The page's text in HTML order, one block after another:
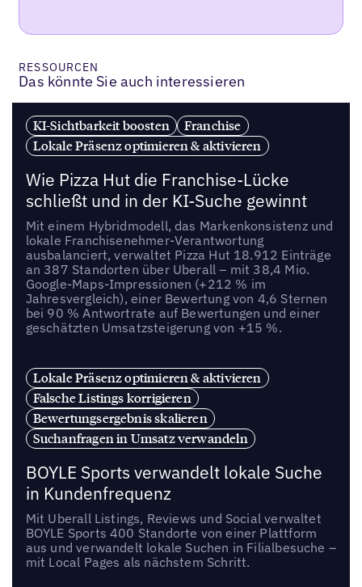
RESSOURCEN
Das könnte Sie auch interessieren
KI-Sichtbarkeit boosten
Franchise
Lokale Präsenz optimieren & aktivieren
Wie Pizza Hut die Franchise-Lücke
schließt und in der KI-Suche gewinnt
Mit einem Hybridmodell, das Markenkonsistenz und
lokale Franchisenehmer-Verantwortung
ausbalanciert, verwaltet Pizza Hut 18.912 Einträge
an 387 Standorten über Uberall – mit 38,4 Mio.
Google-Maps-Impressionen (+212 % im
Jahresvergleich), einer Bewertung von 4,6 Sternen
bei 90 % Antwortrate auf Bewertungen und einer
geschätzten Umsatzsteigerung von +15 %.
Lokale Präsenz optimieren & aktivieren
Falsche Listings korrigieren
Bewertungsergebnis skalieren
Suchanfragen in Umsatz verwandeln
BOYLE Sports verwandelt lokale Suche
in Kundenfrequenz
Mit Uberall Listings, Reviews und Social verwaltet
BOYLE Sports 400 Standorte von einer Plattform
aus und verwandelt lokale Suchen in Filialbesuche –
mit Local Pages als nächstem Schritt.